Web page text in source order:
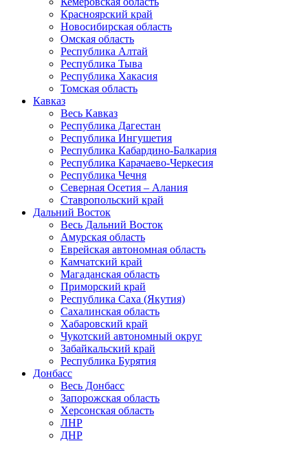
Красноярский край
Новосибирская область
Омская область
Республика Алтай
Республика Тыва
Республика Хакасия
Томская область
Кавказ
Весь Кавказ
Республика Дагестан
Республика Ингушетия
Республика Кабардино-Балкария
Республика Карачаево-Черкесия
Республика Чечня
Северная Осетия – Алания
Ставропольский край
Дальний Восток
Весь Дальний Восток
Амурская область
Еврейская автономная область
Камчатский край
Магаданская область
Приморский край
Республика Саха (Якутия)
Сахалинская область
Хабаровский край
Чукотский автономный округ
Забайкальский край
Республика Бурятия
Донбасс
Весь Донбасс
Запорожская область
Херсонская область
ЛНР
ДНР